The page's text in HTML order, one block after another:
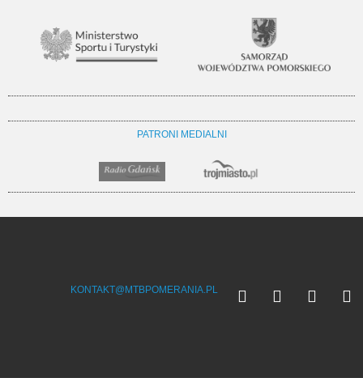
PATRONI MEDIALNI
KONTAKT@MTBPOMERANIA.PL